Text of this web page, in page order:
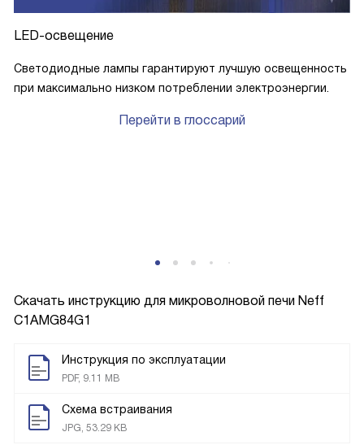
Скачать инструкцию для микроволновой печи Neff
C1AMG84G1
Инструкция по эксплуатации
PDF, 9.11 MB
Схема встраивания
JPG, 53.29 KB
LED-освещение
Светодиодные лампы гарантируют лучшую освещенность
при максимально низком потреблении электроэнергии.
Перейти в глоссарий